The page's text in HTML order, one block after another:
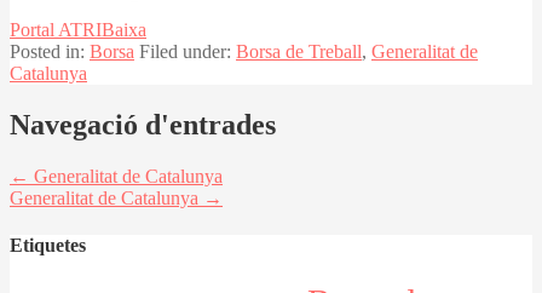
Portal ATRIBaixa
Posted in: Borsa Filed under: Borsa de Treball, Generalitat de
Catalunya
Navegació d'entrades
← Generalitat de Catalunya
Generalitat de Catalunya →
Etiquetes